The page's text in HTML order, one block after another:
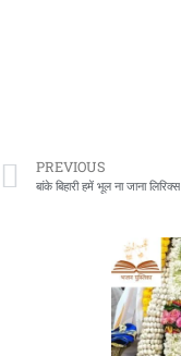
PREVIOUS
बांके बिहारी हमें भूल ना जाना लिरिक्स